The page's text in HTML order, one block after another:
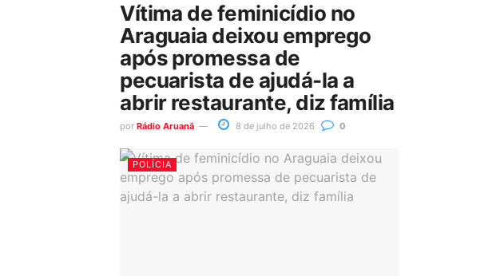
Vítima de feminicídio no
Araguaia deixou emprego
após promessa de
pecuarista de ajudá-la a
abrir restaurante, diz família
por Rádio Aruanã 8 de julho de 2026 0
POLÍCIA